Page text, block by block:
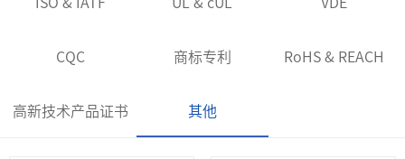
CQC 商标专利 RoHS & REACH
高新技术产品证书 其他